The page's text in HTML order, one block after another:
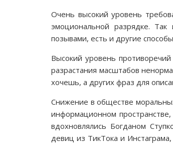
Очень высокий уровень
эмоциональной разрядке.
позывами, есть и другие
Высокий уровень
разрастания масштабов
хочешь, а других фраз для
Снижение в обществе
информационном
вдохновлялись Богданом
девиц из ТикТока и